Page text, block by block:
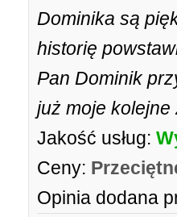
Dominika są
historię
Pan Dominik
już moje kolejne
Jakość usług:
Ceny:
Opinia dodana